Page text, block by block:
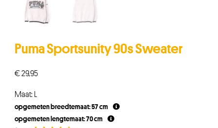
Puma Sportsunity 90s Sweater
€29,95
Maat: L
opgemeten breedtemaat: 57 cm
opgemeten lengtemaat: 70 cm